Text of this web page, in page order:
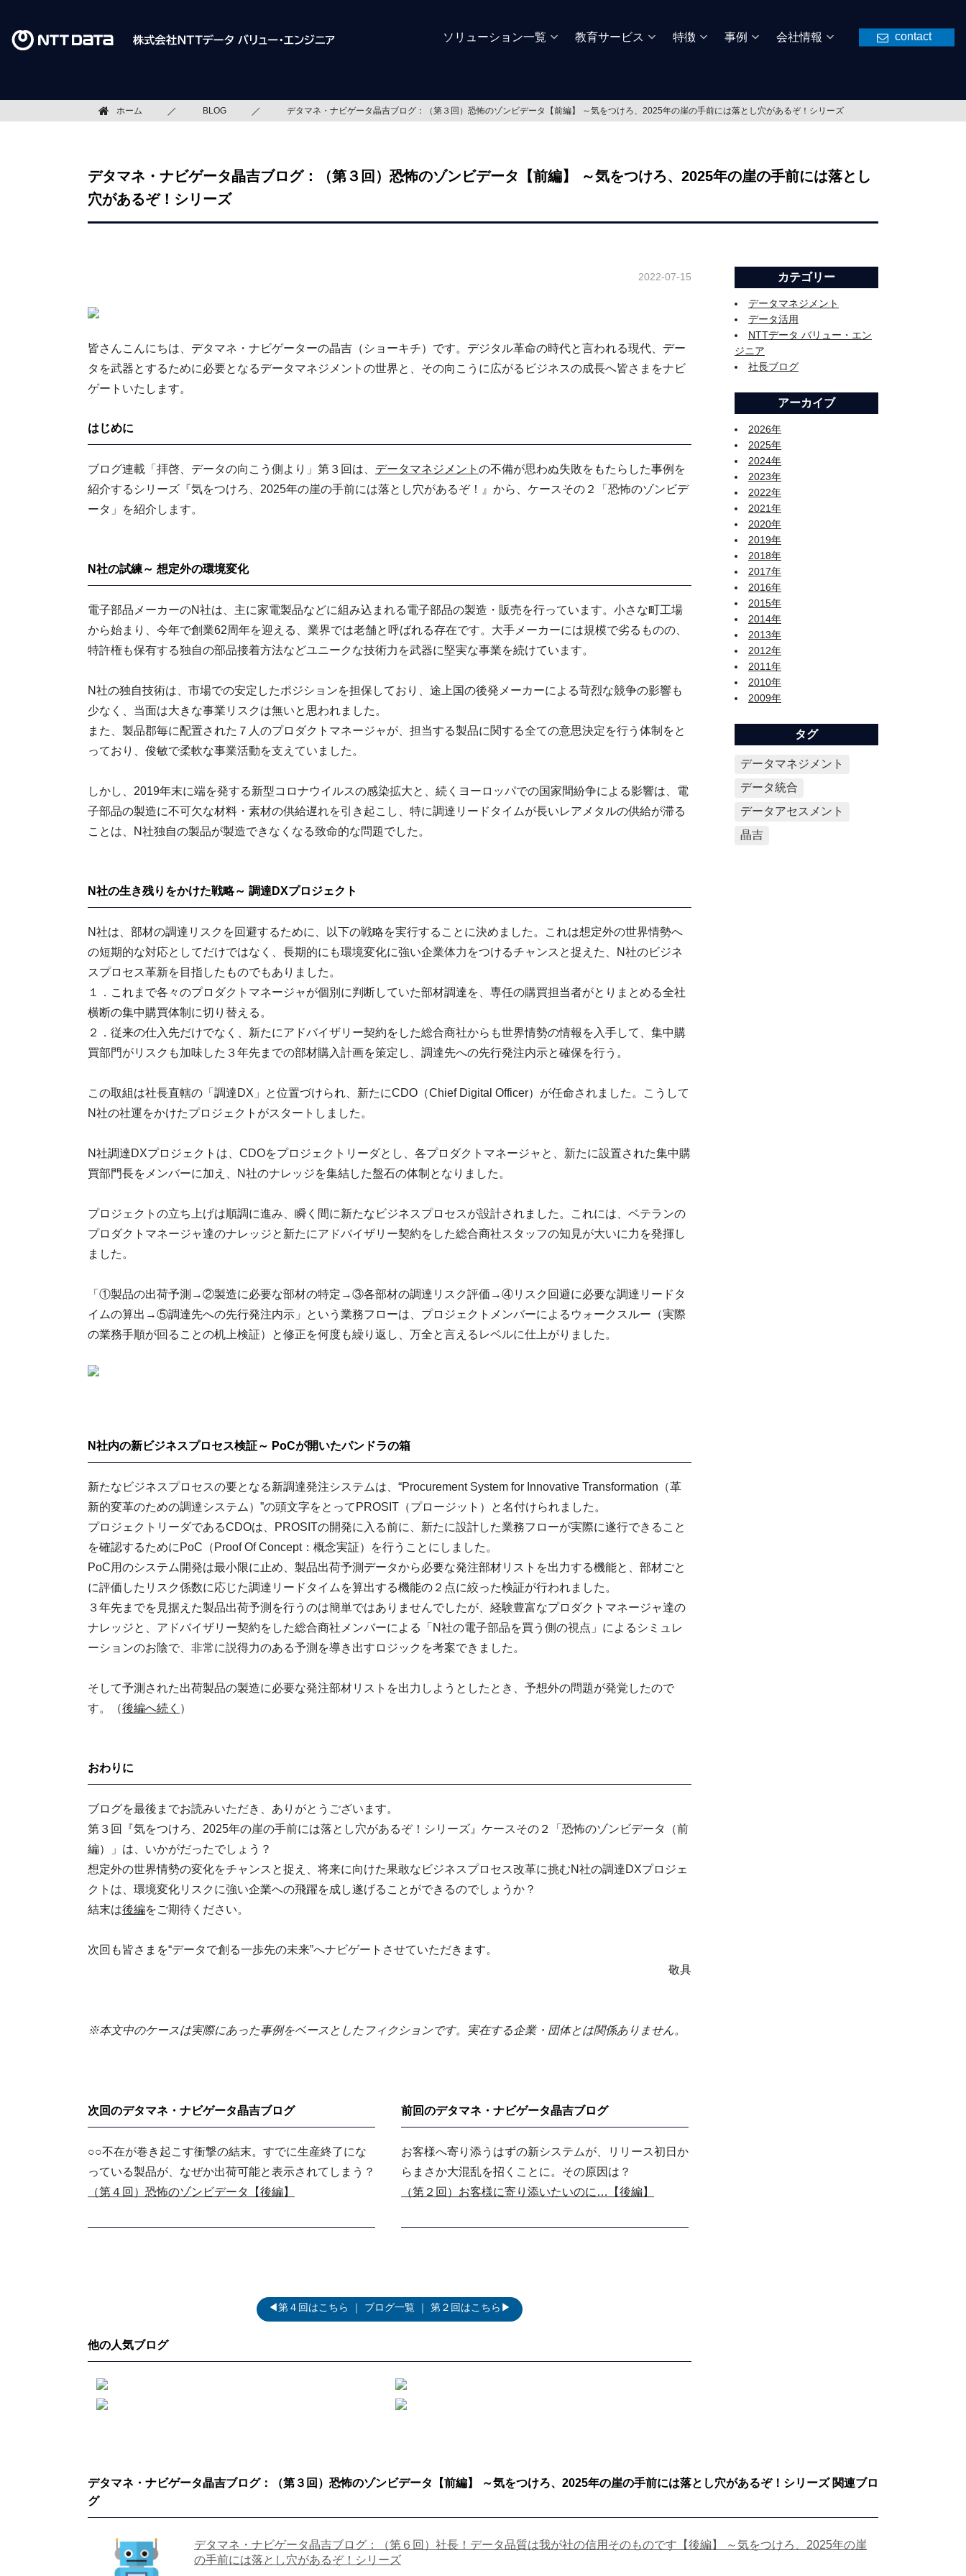
ソリューション一覧 教育サービス 特徴 事例 会社情報 contact
ホーム BLOG デタマネ・ナビゲータ晶吉ブログ：（第３回）恐怖のゾンビデータ【前編】 ～気をつけろ、2025年の崖の手前には落とし穴があるぞ！シリーズ
デタマネ・ナビゲータ晶吉ブログ：（第３回）恐怖のゾンビデータ【前編】 ～気をつけろ、2025年の崖の手前には落とし
穴があるぞ！シリーズ
2022-07-15
皆さんこんにちは、デタマネ・ナビゲーターの晶吉（ショーキチ）です。デジタル革命の時代と言われる現代、デー
タを武器とするために必要となるデータマネジメントの世界と、その向こうに広がるビジネスの成長へ皆さまをナビ
ゲートいたします。
はじめに
ブログ連載「拝啓、データの向こう側より」第３回は、 データマネジメント の不備が思わぬ失敗をもたらした事例を
紹介するシリーズ『気をつけろ、2025年の崖の手前には落とし穴があるぞ！』から、ケースその２「恐怖のゾンビデ
ータ」を紹介します。
N社の試練～ 想定外の環境変化
電子部品メーカーのN社は、主に家電製品などに組み込まれる電子部品の製造・販売を行っています。小さな町工場
から始まり、今年で創業62周年を迎える、業界では老舗と呼ばれる存在です。大手メーカーには規模で劣るものの、
特許権も保有する独自の部品接着方法などユニークな技術力を武器に堅実な事業を続けています。
N社の独自技術は、市場での安定したポジションを担保しており、途上国の後発メーカーによる苛烈な競争の影響も
少なく、当面は大きな事業リスクは無いと思われました。
また、製品郡毎に配置された７人のプロダクトマネージャが、担当する製品に関する全ての意思決定を行う体制をと
っており、俊敏で柔軟な事業活動を支えていました。
しかし、2019年末に端を発する新型コロナウイルスの感染拡大と、続くヨーロッパでの国家間紛争による影響は、電
子部品の製造に不可欠な材料・素材の供給遅れを引き起こし、特に調達リードタイムが長いレアメタルの供給が滞る
ことは、N社独自の製品が製造できなくなる致命的な問題でした。
N社の生き残りをかけた戦略～ 調達DXプロジェクト
N社は、部材の調達リスクを回避するために、以下の戦略を実行することに決めました。これは想定外の世界情勢へ
の短期的な対応としてだけではなく、長期的にも環境変化に強い企業体力をつけるチャンスと捉えた、N社のビジネ
スプロセス革新を目指したものでもありました。
１．これまで各々のプロダクトマネージャが個別に判断していた部材調達を、専任の購買担当者がとりまとめる全社
横断の集中購買体制に切り替える。
２．従来の仕入先だけでなく、新たにアドバイザリー契約をした総合商社からも世界情勢の情報を入手して、集中購
買部門がリスクも加味した３年先までの部材購入計画を策定し、調達先への先行発注内示と確保を行う。
この取組は社長直轄の「調達DX」と位置づけられ、新たにCDO（Chief Digital Officer）が任命されました。こうして
N社の社運をかけたプロジェクトがスタートしました。
N社調達DXプロジェクトは、CDOをプロジェクトリーダとし、各プロダクトマネージャと、新たに設置された集中購
買部門長をメンバーに加え、N社のナレッジを集結した盤石の体制となりました。
プロジェクトの立ち上げは順調に進み、瞬く間に新たなビジネスプロセスが設計されました。これには、ベテランの
プロダクトマネージャ達のナレッジと新たにアドバイザリー契約をした総合商社スタッフの知見が大いに力を発揮し
ました。
「①製品の出荷予測→②製造に必要な部材の特定→③各部材の調達リスク評価→④リスク回避に必要な調達リードタ
イムの算出→⑤調達先への先行発注内示」という業務フローは、プロジェクトメンバーによるウォークスルー（実際
の業務手順が回ることの机上検証）と修正を何度も繰り返し、万全と言えるレベルに仕上がりました。
N社内の新ビジネスプロセス検証～ PoCが開いたパンドラの箱
新たなビジネスプロセスの要となる新調達発注システムは、“Procurement System for Innovative Transformation（革
新的変革のための調達システム）”の頭文字をとってPROSIT（プロージット）と名付けられました。
プロジェクトリーダであるCDOは、PROSITの開発に入る前に、新たに設計した業務フローが実際に遂行できること
を確認するためにPoC（Proof Of Concept：概念実証）を行うことにしました。
PoC用のシステム開発は最小限に止め、製品出荷予測データから必要な発注部材リストを出力する機能と、部材ごと
に評価したリスク係数に応じた調達リードタイムを算出する機能の２点に絞った検証が行われました。
３年先までを見据えた製品出荷予測を行うのは簡単ではありませんでしたが、経験豊富なプロダクトマネージャ達の
ナレッジと、アドバイザリー契約をした総合商社メンバーによる「N社の電子部品を買う側の視点」によるシミュレ
ーションのお陰で、非常に説得力のある予測を導き出すロジックを考案できました。
そして予測された出荷製品の製造に必要な発注部材リストを出力しようとしたとき、予想外の問題が発覚したので
す。（後編へ続く ）
おわりに
ブログを最後までお読みいただき、ありがとうございます。
第３回『気をつけろ、2025年の崖の手前には落とし穴があるぞ！シリーズ』ケースその２「恐怖のゾンビデータ（前
編）」は、いかがだったでしょう？
想定外の世界情勢の変化をチャンスと捉え、将来に向けた果敢なビジネスプロセス改革に挑むN社の調達DXプロジェ
クトは、環境変化リスクに強い企業への飛躍を成し遂げることができるのでしょうか？
結末は後編をご期待ください。
次回も皆さまを“データで創る一歩先の未来”へナビゲートさせていただきます。
敬具
※本文中のケースは実際にあった事例をベースとしたフィクションです。実在する企業・団体とは関係ありません。
次回のデタマネ・ナビゲータ晶吉ブログ
○○不在が巻き起こす衝撃の結末。すでに生産終了にな
っている製品が、なぜか出荷可能と表示されてしまう？
（第４回）恐怖のゾンビデータ【後編】
前回のデタマネ・ナビゲータ晶吉ブログ
お客様へ寄り添うはずの新システムが、リリース初日か
らまさか大混乱を招くことに。その原因は？
（第２回）お客様に寄り添いたいのに…【後編】
◀第４回はこちら ｜ ブログ一覧 ｜ 第２回はこちら▶
他の人気ブログ
デタマネ・ナビゲータ晶吉ブログ：（第３回）恐怖のゾンビデータ【前編】 ～気をつけろ、2025年の崖の手前には落とし穴があるぞ！シリーズ 関連ブロ
グ
カテゴリー
データマネジメント
データ活用
NTTデータ バリュー・エン
ジニア
社長ブログ
アーカイブ
2026年
2025年
2024年
2023年
2022年
2021年
2020年
2019年
2018年
2017年
2016年
2015年
2014年
2013年
2012年
2011年
2010年
2009年
タグ
データマネジメント
データ統合
データアセスメント
晶吉